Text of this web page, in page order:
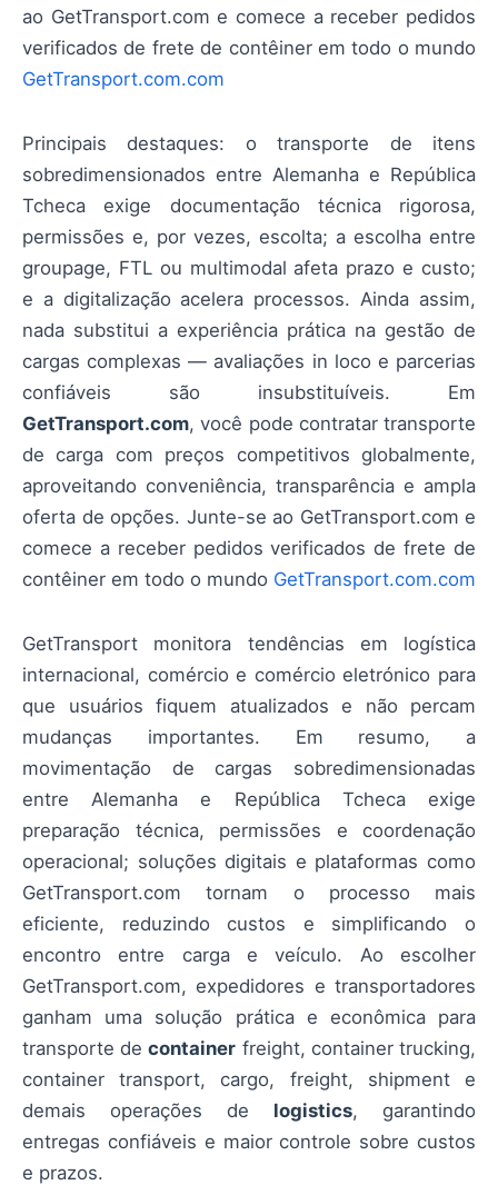
ao GetTransport.com e comece a receber pedidos
verificados de frete de contêiner em todo o mundo
GetTransport.com.com
Principais destaques: o transporte de itens
sobredimensionados entre Alemanha e República
Tcheca exige documentação técnica rigorosa,
permissões e, por vezes, escolta; a escolha entre
groupage, FTL ou multimodal afeta prazo e custo;
e a digitalização acelera processos. Ainda assim,
nada substitui a experiência prática na gestão de
cargas complexas — avaliações in loco e parcerias
confiáveis são insubstituíveis. Em
GetTransport.com, você pode contratar transporte
de carga com preços competitivos globalmente,
aproveitando conveniência, transparência e ampla
oferta de opções. Junte-se ao GetTransport.com e
comece a receber pedidos verificados de frete de
contêiner em todo o mundo GetTransport.com.com
GetTransport monitora tendências em logística
internacional, comércio e comércio eletrónico para
que usuários fiquem atualizados e não percam
mudanças importantes. Em resumo, a
movimentação de cargas sobredimensionadas
entre Alemanha e República Tcheca exige
preparação técnica, permissões e coordenação
operacional; soluções digitais e plataformas como
GetTransport.com tornam o processo mais
eficiente, reduzindo custos e simplificando o
encontro entre carga e veículo. Ao escolher
GetTransport.com, expedidores e transportadores
ganham uma solução prática e econômica para
transporte decontainer freight, container trucking,
container transport, cargo, freight, shipment e
demais operações de logistics, garantindo
entregas confiáveis e maior controle sobre custos
e prazos.